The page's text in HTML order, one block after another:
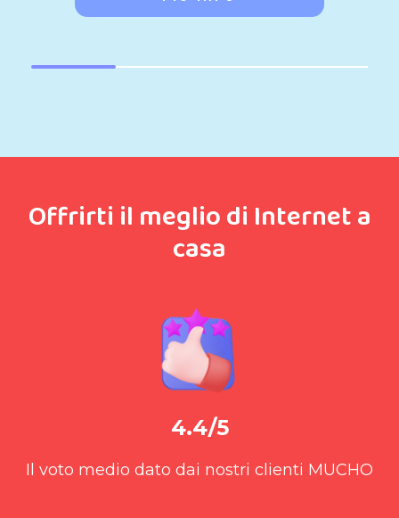
Offrirti il meglio di Internet a
casa
4.4/5
Il voto medio dato dai nostri clienti MUCHO